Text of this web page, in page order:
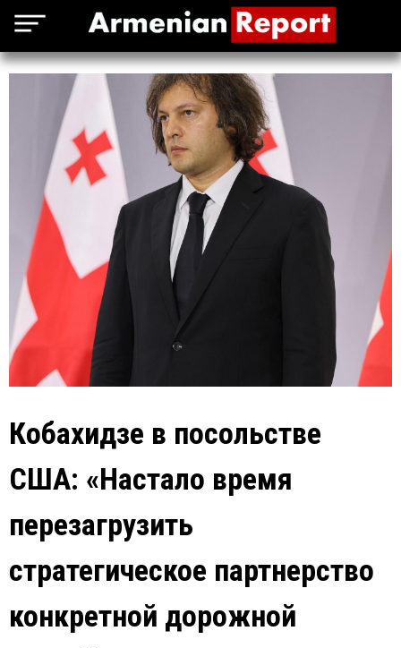
Кобахидзе в посольстве
США: «Настало время
перезагрузить
стратегическое партнерство
конкретной дорожной